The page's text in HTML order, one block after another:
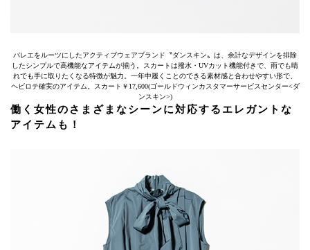
バレエをルーツにしたアクティブウェアブランド〝ダンスキン〟は、余計なデザインを排除
したシンプルで高機能なアイテムが揃う。スカートは撥水・UVカット機能付きで、雨でも晴
れでも手に取りたくなる特徴が魅力。一年中履くことのできる素材感と合わせやすい形で、
ヘビロテ確実のアイテム。スカート￥17,600(ゴールドウィンカスタマーサービスセンター<ダ
ンスキン>)
働く女性のさまざまなシーンに対応するエレガントな
アイテムも！